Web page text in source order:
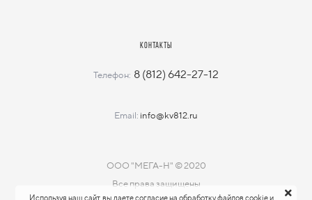
КОНТАКТЫ
Телефон: 8 (812) 642-27-12
Email: info@kv812.ru
ООО "МЕГА-Н" © 2020
Все права защищены
Используя наш сайт, вы даете согласие на обработку файлов cookie и